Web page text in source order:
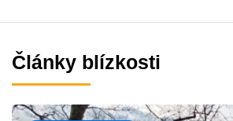
Články blízkosti